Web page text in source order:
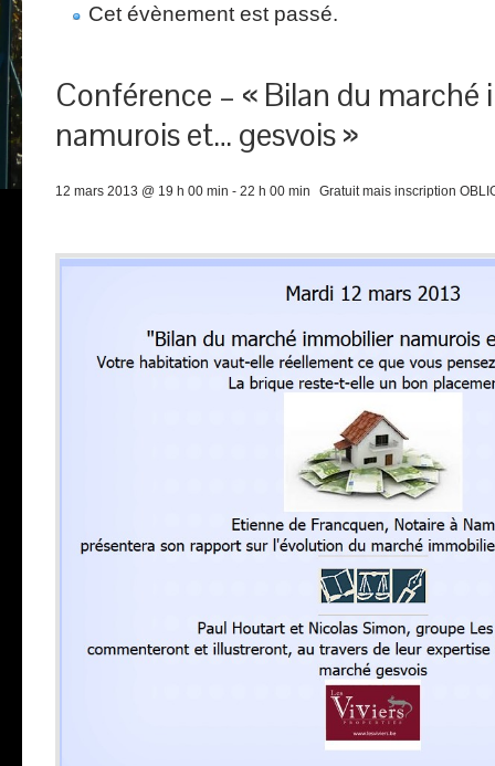
Cet évènement est passé.
Conférence – « Bilan du marché
namurois et… gesvois »
12 mars 2013 @ 19 h 00 min - 22 h 00 min Gratuit mais inscription